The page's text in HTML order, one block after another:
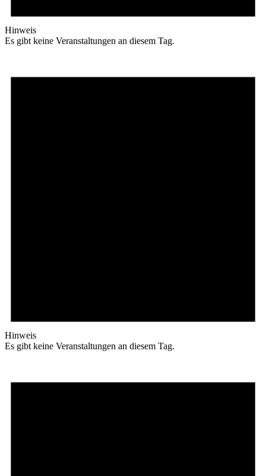
Hinweis
Es gibt keine Veranstaltungen an diesem Tag.
Hinweis
Es gibt keine Veranstaltungen an diesem Tag.